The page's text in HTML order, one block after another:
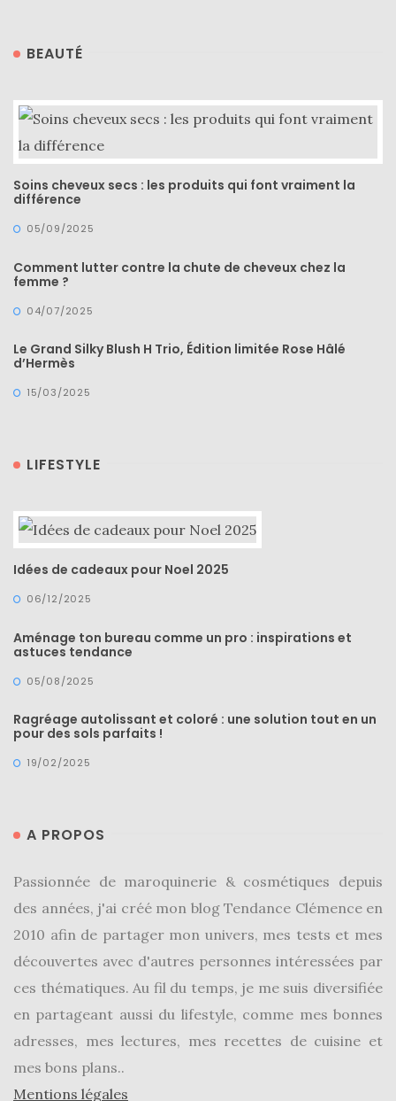
BEAUTÉ
Soins cheveux secs : les produits qui font vraiment la
différence
05/09/2025
Comment lutter contre la chute de cheveux chez la
femme ?
04/07/2025
Le Grand Silky Blush H Trio, Édition limitée Rose Hâlé
d’Hermès
15/03/2025
LIFESTYLE
Idées de cadeaux pour Noel 2025
06/12/2025
Aménage ton bureau comme un pro : inspirations et
astuces tendance
05/08/2025
Ragréage autolissant et coloré : une solution tout en un
pour des sols parfaits !
19/02/2025
A PROPOS
Passionnée de maroquinerie & cosmétiques depuis
des années, j'ai créé mon blog Tendance Clémence en
2010 afin de partager mon univers, mes tests et mes
découvertes avec d'autres personnes intéressées par
ces thématiques. Au fil du temps, je me suis diversifiée
en partageant aussi du lifestyle, comme mes bonnes
adresses, mes lectures, mes recettes de cuisine et
mes bons plans..
Mentions légales